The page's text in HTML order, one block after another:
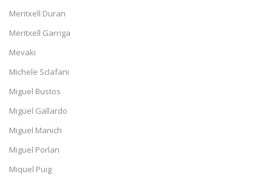
Meritxell Duran
Meritxell Garriga
Mevaki
Michele Sclafani
Miguel Bustos
Miguel Gallardo
Miguel Manich
Miguel Porlan
Miquel Puig